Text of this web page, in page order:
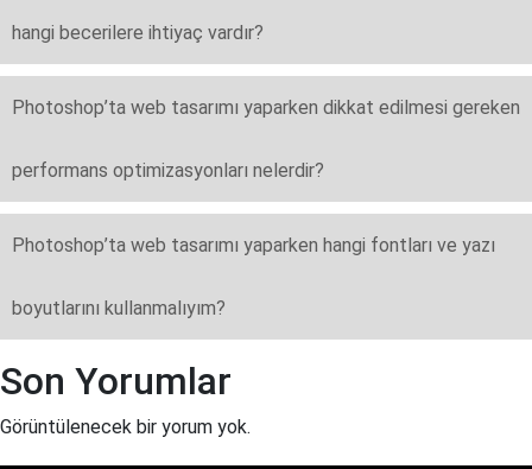
hangi becerilere ihtiyaç vardır?
Photoshop’ta web tasarımı yaparken dikkat edilmesi gereken
performans optimizasyonları nelerdir?
Photoshop’ta web tasarımı yaparken hangi fontları ve yazı
boyutlarını kullanmalıyım?
Son Yorumlar
Görüntülenecek bir yorum yok.